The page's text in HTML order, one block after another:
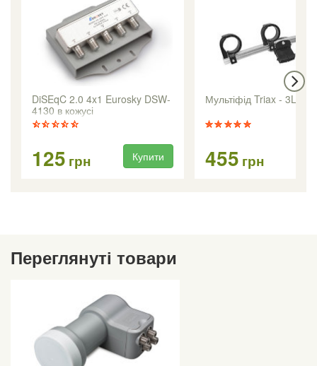
DiSEqC 2.0 4x1 Eurosky DSW-
4130 в кожусі
125 грн Купити
Мультіфід Triax - 3LNB
455 грн
Переглянуті товари